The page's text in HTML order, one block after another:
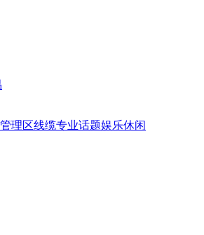
理区线缆专业话题娱乐休闲